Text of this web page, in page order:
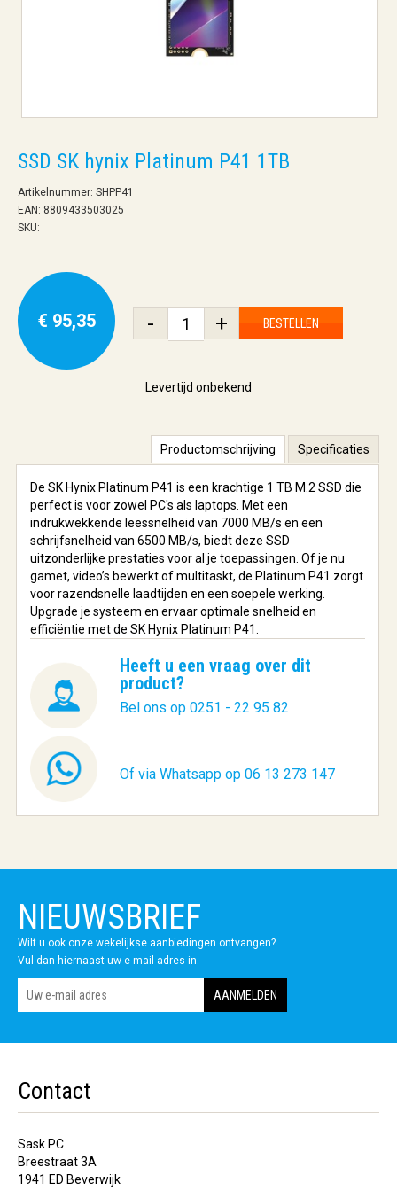
SSD SK hynix Platinum P41 1TB
Artikelnummer: SHPP41
EAN: 8809433503025
SKU:
€ 95,35 - + BESTELLEN
Levertijd onbekend
Productomschrijving Specificaties
De SK Hynix Platinum P41 is een krachtige 1 TB M.2 SSD die
perfect is voor zowel PC's als laptops. Met een
indrukwekkende leessnelheid van 7000 MB/s en een
schrijfsnelheid van 6500 MB/s, biedt deze SSD
uitzonderlijke prestaties voor al je toepassingen. Of je nu
gamet, video’s bewerkt of multitaskt, de Platinum P41 zorgt
voor razendsnelle laadtijden en een soepele werking.
Upgrade je systeem en ervaar optimale snelheid en
efficiëntie met de SK Hynix Platinum P41.
Heeft u een vraag over dit
product?
Bel ons op 0251 - 22 95 82
Of via Whatsapp op 06 13 273 147
NIEUWSBRIEF
Wilt u ook onze wekelijkse aanbiedingen ontvangen?
Vul dan hiernaast uw e-mail adres in.
Contact
Sask PC
Breestraat 3A
1941 ED Beverwijk